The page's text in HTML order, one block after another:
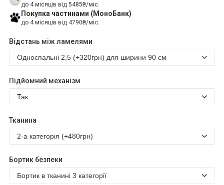
до 4 місяців від 5485₴/міс.
Покупка частинами (МоноБанк)
до 4 місяців від 4790₴/міс.
Відстань між ламелями
Підйомний механізм
Тканина
Бортик безпеки